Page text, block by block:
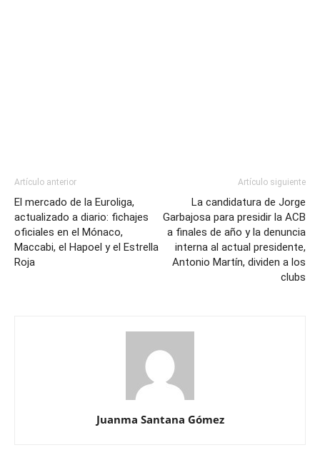
Artículo anterior
El mercado de la Euroliga,
actualizado a diario: fichajes
oficiales en el Mónaco,
Maccabi, el Hapoel y el Estrella
Roja
Artículo siguiente
La candidatura de Jorge
Garbajosa para presidir la ACB
a finales de año y la denuncia
interna al actual presidente,
Antonio Martín, dividen a los
clubs
Juanma Santana Gómez